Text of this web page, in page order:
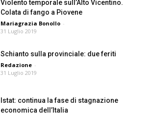
Violento temporale sull’Alto Vicentino.
Colata di fango a Piovene
Mariagrazia Bonollo -
31 Luglio 2019
Schianto sulla provinciale: due feriti
Redazione -
31 Luglio 2019
Istat: continua la fase di stagnazione
economica dell’Italia